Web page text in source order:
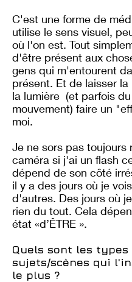
C'est une forme de
utilise le sens visuel,
où l'on est. Tout
d'être présent aux
gens qui m'entourent
présent. Et de laisser la
la lumière (et parfois du
mouvement) faire un
moi.
Je ne sors pas toujours
caméra si j'ai un flash
dépend de son côté
il y a des jours où je
d'autres. Des jours où
rien du tout. Cela
état «d’ÊTRE ».
Quels sont les types
sujets/scènes qui
le plus ?